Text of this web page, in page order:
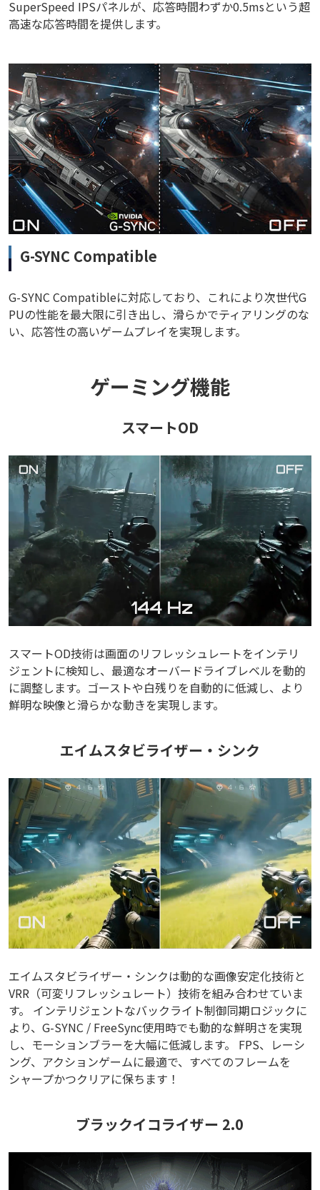
SuperSpeed IPSパネルが、応答時間わずか0.5msという超
高速な応答時間を提供します。
G-SYNC Compatible
G-SYNC Compatibleに対応しており、これにより次世代G
PUの性能を最大限に引き出し、滑らかでティアリングのな
い、応答性の高いゲームプレイを実現します。
ゲーミング機能
スマートOD
スマートOD技術は画面のリフレッシュレートをインテリ
ジェントに検知し、最適なオーバードライブレベルを動的
に調整します。ゴーストや白残りを自動的に低減し、より
鮮明な映像と滑らかな動きを実現します。
エイムスタビライザー・シンク
エイムスタビライザー・シンクは動的な画像安定化技術と
VRR（可変リフレッシュレート）技術を組み合わせていま
す。 インテリジェントなバックライト制御同期ロジックに
より、G-SYNC / FreeSync使用時でも動的な鮮明さを実現
し、モーションブラーを大幅に低減します。 FPS、レーシ
ング、アクションゲームに最適で、すべてのフレームを
シャープかつクリアに保ちます！
ブラックイコライザー 2.0